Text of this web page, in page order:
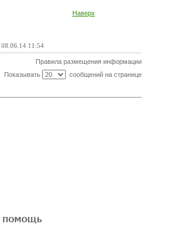
Наверх
08.06.14 11:54
Правила размещения информации
Показывать
сообщений на странице
ПОМОЩЬ